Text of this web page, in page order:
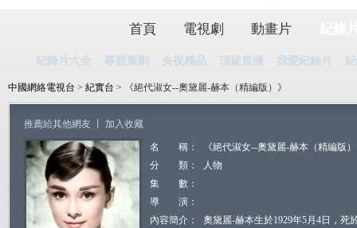
首頁 電視劇 動畫片
紀錄片大全 專題策劃 央視精品 頂級首播 我愛紀錄片
中國網絡電視台 > 紀實台 > 《絕代淑女--奧黛麗-赫本（精編版）》
推薦給其他網友 加入收藏
名 稱：
《絕代淑女--奧黛麗-赫本（精編版
分 類：
人物
集 數：
導 演：
內容簡介：
奧黛麗-赫本生於1929年5月4日，死